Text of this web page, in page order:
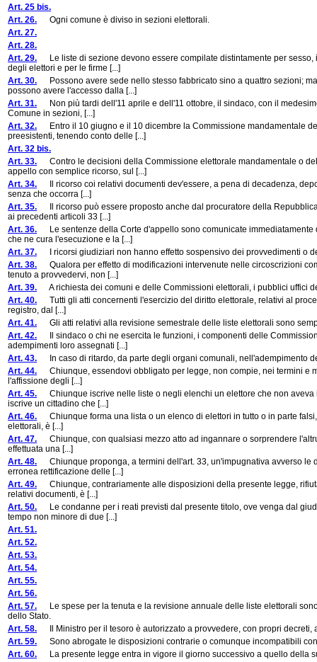
Art. 25 bis.
Art. 26. Ogni comune è diviso in sezioni elettorali.
Art. 27.
Art. 28.
Art. 29. Le liste di sezione devono essere compilate distintamente per
degli elettori e per le firme [...]
Art. 30. Possono avere sede nello stesso fabbricato sino a quattro sezioni;
possono avere l'accesso dalla [...]
Art. 31. Non più tardi dell'11 aprile e dell'11 ottobre, il sindaco, con il
Comune in sezioni, [...]
Art. 32. Entro il 10 giugno e il 10 dicembre la Commissione mandamentale
preesistenti, tenendo conto delle [...]
Art. 32 bis.
Art. 33. Contro le decisioni della Commissione elettorale mandamentale o
appello con semplice ricorso, sul [...]
Art. 34. Il ricorso coi relativi documenti dev'essere, a pena di decadenza,
senza che occorra [...]
Art. 35. Il ricorso può essere proposto anche dal procuratore della
ai precedenti articoli 33 [...]
Art. 36. Le sentenze della Corte d'appello sono comunicate
che ne cura l'esecuzione e la [...]
Art. 37. I ricorsi giudiziari non hanno effetto sospensivo dei provvedimenti o
Art. 38. Qualora per effetto di modificazioni intervenute nelle circoscrizioni
tenuto a provvedervi, non [...]
Art. 39. A richiesta dei comuni e delle Commissioni elettorali, i pubblici uffici
Art. 40. Tutti gli atti concernenti l'esercizio del diritto elettorale, relativi al
registro, dal [...]
Art. 41. Gli atti relativi alla revisione semestrale delle liste elettorali sono
Art. 42. Il sindaco o chi ne esercita le funzioni, i componenti delle
adempimenti loro assegnati [...]
Art. 43. In caso di ritardo, da parte degli organi comunali, nell'adempimento
Art. 44. Chiunque, essendovi obbligato per legge, non compie, nei termini e
l'affissione degli [...]
Art. 45. Chiunque iscrive nelle liste o negli elenchi un elettore che non aveva
iscrive un cittadino che [...]
Art. 46. Chiunque forma una lista o un elenco di elettori in tutto o in parte
elettorali, è [...]
Art. 47. Chiunque, con qualsiasi mezzo atto ad ingannare o sorprendere
effettuata una [...]
Art. 48. Chiunque proponga, a termini dell'art. 33, un'impugnativa avverso le
erronea rettificazione delle [...]
Art. 49. Chiunque, contrariamente alle disposizioni della presente legge,
relativi documenti, è [...]
Art. 50. Le condanne per i reati previsti dal presente titolo, ove venga dal
tempo non minore di due [...]
Art. 51.
Art. 52.
Art. 53.
Art. 54.
Art. 55.
Art. 56.
Art. 57. Le spese per la tenuta e la revisione annuale delle liste elettorali
dello Stato.
Art. 58. Il Ministro per il tesoro è autorizzato a provvedere, con propri
Art. 59. Sono abrogate le disposizioni contrarie o comunque incompatibili
Art. 60. La presente legge entra in vigore il giorno successivo a quello della